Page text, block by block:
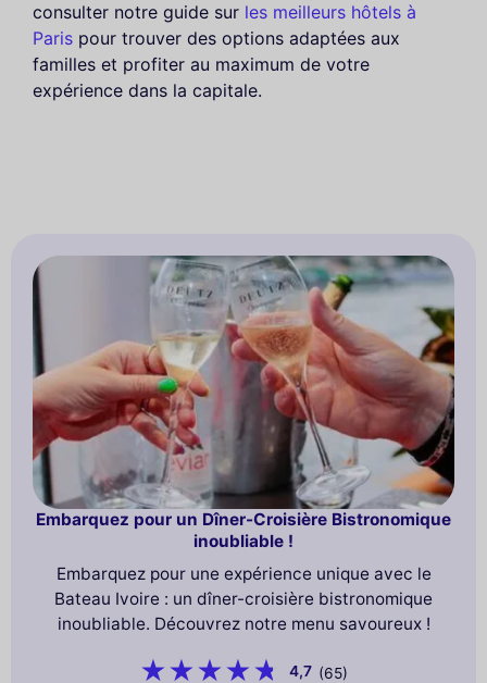
consulter notre guide sur les meilleurs hôtels à
Paris pour trouver des options adaptées aux
familles et profiter au maximum de votre
expérience dans la capitale.
Embarquez pour un Dîner-Croisière Bistronomique
inoubliable !
Embarquez pour une expérience unique avec le
Bateau Ivoire : un dîner-croisière bistronomique
inoubliable. Découvrez notre menu savoureux !
4,7 (65)